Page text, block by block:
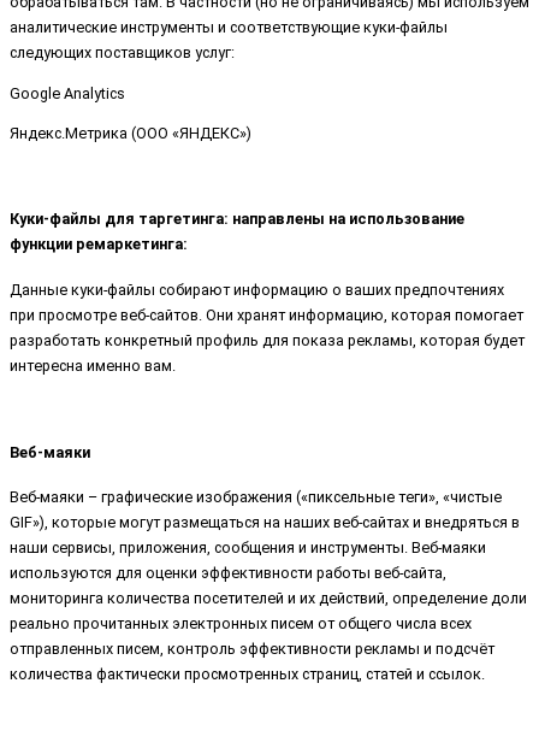
аналитические инструменты и соответствующие куки-файлы
следующих поставщиков услуг:
Google Analytics
Яндекс.Метрика (ООО «ЯНДЕКС»)
Куки-файлы для таргетинга: направлены на использование
функции ремаркетинга:
Данные куки-файлы собирают информацию о ваших предпочтениях
при просмотре веб-сайтов. Они хранят информацию, которая помогает
разработать конкретный профиль для показа рекламы, которая будет
интересна именно вам.
Веб-маяки
Веб-маяки – графические изображения («пиксельные теги», «чистые
GIF»), которые могут размещаться на наших веб-сайтах и внедряться в
наши сервисы, приложения, сообщения и инструменты. Веб-маяки
используются для оценки эффективности работы веб-сайта,
мониторинга количества посетителей и их действий, определение доли
реально прочитанных электронных писем от общего числа всех
отправленных писем, контроль эффективности рекламы и подсчёт
количества фактически просмотренных страниц, статей и ссылок.